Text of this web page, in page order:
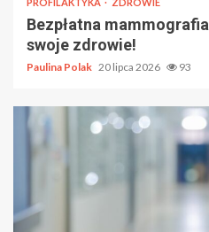
PROFILAKTYKA ZDROWIE
Bezpłatna
swoje zdrowie!
Paulina Polak 20 lipca 2026 93